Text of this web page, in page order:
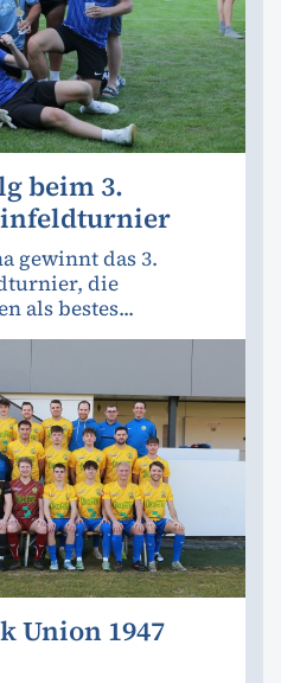
beim 3.
gewinnt das 3.
die
als bestes...
Union 1947